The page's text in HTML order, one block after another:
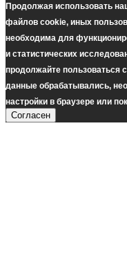
Продолжая использовать
файлов cookie, иных
необходима для
и статистических
продолжайте пользоваться
данные обрабатывались,
настройки в браузере или
Согласен